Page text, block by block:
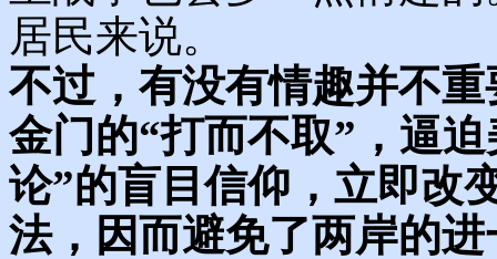
居民来说。
不过，有没有情趣并不
金门的“打而不取”，逼
论”的盲目信仰，立即改
法，因而避免了两岸的